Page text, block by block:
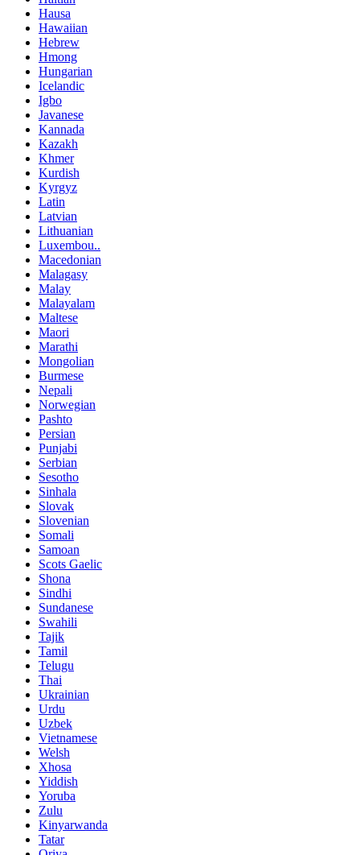
Hausa
Hawaiian
Hebrew
Hmong
Hungarian
Icelandic
Igbo
Javanese
Kannada
Kazakh
Khmer
Kurdish
Kyrgyz
Latin
Latvian
Lithuanian
Luxembou..
Macedonian
Malagasy
Malay
Malayalam
Maltese
Maori
Marathi
Mongolian
Burmese
Nepali
Norwegian
Pashto
Persian
Punjabi
Serbian
Sesotho
Sinhala
Slovak
Slovenian
Somali
Samoan
Scots Gaelic
Shona
Sindhi
Sundanese
Swahili
Tajik
Tamil
Telugu
Thai
Ukrainian
Urdu
Uzbek
Vietnamese
Welsh
Xhosa
Yiddish
Yoruba
Zulu
Kinyarwanda
Tatar